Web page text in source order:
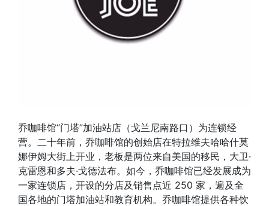
乔咖啡馆“门塔”加油站店（戈兰尼南路口）为连锁经
营。二十年前，乔咖啡馆的创始店在特拉维夫哈哈什莫
娜伊姆大街上开业，老板是两位来自美国的移民，大卫·
克雷恩和多夫·戈德法布。如今，乔咖啡馆已经发展成为
一家连锁店，开设的分店及销售点近 250 家，遍及全
国各地的门塔加油站和教育机构。乔咖啡馆提供各种饮